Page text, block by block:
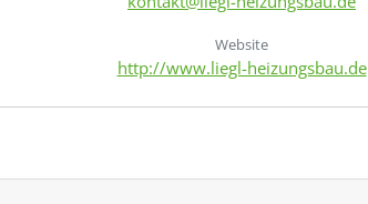
Website
http://www.liegl-heizungsbau.de